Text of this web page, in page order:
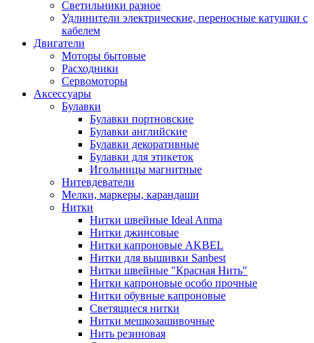
Светильники разное
Удлинители электрические, переносные катушки с
кабелем
Двигатели
Моторы бытовые
Расходники
Сервомоторы
Аксессуары
Булавки
Булавки портновские
Булавки английские
Булавки декоративные
Булавки для этикеток
Игольницы магнитные
Нитевдеватели
Мелки, маркеры, карандаши
Нитки
Нитки швейные Ideal Anma
Нитки джинсовые
Нитки капроновые AKBEL
Нитки для вышивки Sanbest
Нитки швейные "Красная Нить"
Нитки капроновые особо прочные
Нитки обувные капроновые
Светящиеся нитки
Нитки мешкозашивочные
Нить резиновая